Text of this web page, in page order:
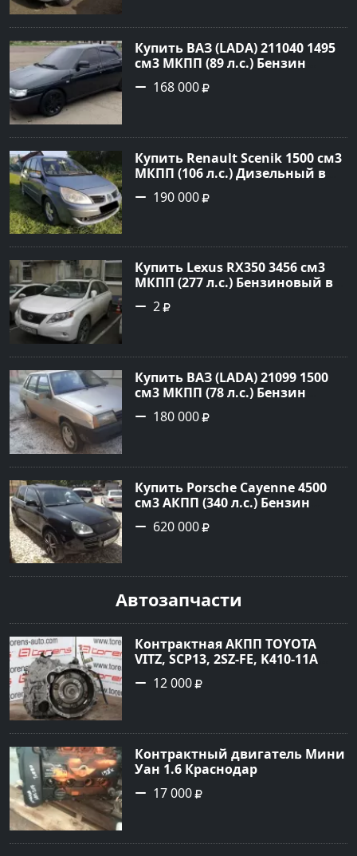
Авторынок23
Купить ВАЗ (LADA) 211040 1495
см3 МКПП (89 л.с.) Бензин
инжектор в Краснодвр: цвет
Черный Седан 2007 года по
Авторынок23
168 000
Купить Renault Scenik 1500 см3
МКПП (106 л.с.) Дизельный в
Белореченск: цвет Голубой
Универсал 2007 года по цене
190 000
Купить Lexus RX350 3456 см3
МКПП (277 л.с.) Бензиновый в
Краснодар: цвет
Перламутрово-белый
№3746 на сайте Авторынок23
2
Купить ВАЗ (LADA) 21099 1500
см3 МКПП (78 л.с.) Бензин
инжектор в Гостагаевская :
цвет Серебряный Седан 2001
Авторынок23
180 000
Купить Porsche Cayenne 4500
см3 АКПП (340 л.с.) Бензин
турбонаддув в Новороссийск:
цвет черный Внедорожник
сайте Авторынок23
620 000
Автозапчасти
Контрактная АКПП TOYOTA
VITZ, SCP13, 2SZ-FE, K410-11A
Ростов
12 000
Контрактный двигатель Мини
Уан 1.6 Краснодар
17 000